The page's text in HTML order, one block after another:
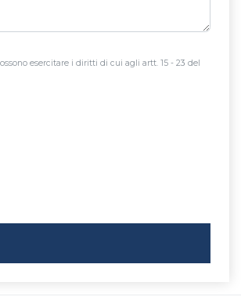
esercitare i diritti di cui agli artt. 15 - 23 del